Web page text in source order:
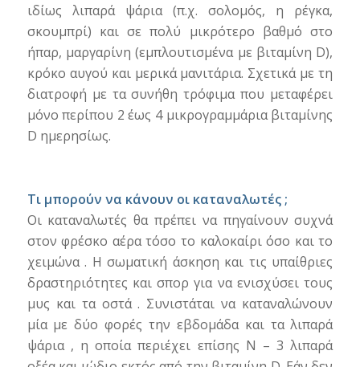
ιδίως λιπαρά ψάρια (π.χ. σολομός, η ρέγκα,
σκουμπρί) και σε πολύ μικρότερο βαθμό στο
ήπαρ, μαργαρίνη (εμπλουτισμένα με βιταμίνη D),
κρόκο αυγού και μερικά μανιτάρια. Σχετικά με τη
διατροφή με τα συνήθη τρόφιμα που μεταφέρει
μόνο περίπου 2 έως 4 μικρογραμμάρια βιταμίνης
D ημερησίως.
Τι μπορούν να κάνουν οι καταναλωτές ;
Οι καταναλωτές θα πρέπει να πηγαίνουν συχνά
στον φρέσκο ​​αέρα τόσο το καλοκαίρι όσο και το
χειμώνα . Η σωματική άσκηση και τις υπαίθριες
δραστηριότητες και σπορ για να ενισχύσει τους
μυς και τα οστά . Συνιστάται να καταναλώνουν
μία με δύο φορές την εβδομάδα και τα λιπαρά
ψάρια , η οποία περιέχει επίσης Ν – 3 λιπαρά